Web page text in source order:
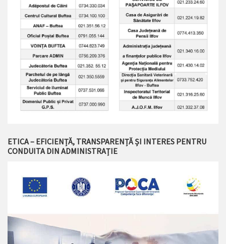
ETICA – EFICIENȚĂ, TRANSPARENȚĂ ȘI INTERES PENTRU
CONDUITA DIN ADMINISTRAȚIE